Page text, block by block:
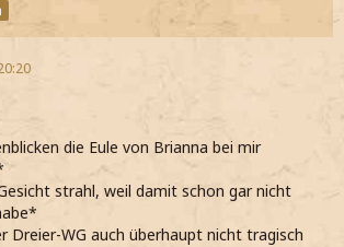
die Eule von Brianna bei mir
strahl, weil damit schon gar nicht
Dreier-WG auch überhaupt nicht tragisch